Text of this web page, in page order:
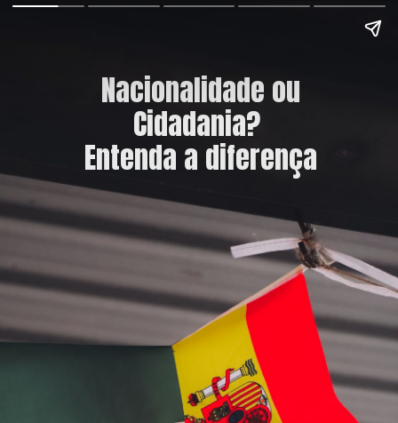
Nacionalidade ou
Cidadania?
Entenda a diferença